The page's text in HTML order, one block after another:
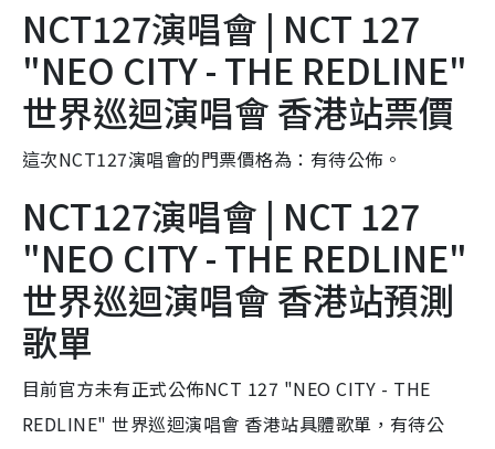
NCT127演唱會 | NCT 127
"NEO CITY - THE REDLINE"
世界巡迴演唱會 香港站票價
這次NCT127演唱會的門票價格為：有待公佈。
NCT127演唱會 | NCT 127
"NEO CITY - THE REDLINE"
世界巡迴演唱會 香港站預測
歌單
目前官方未有正式公佈NCT 127 "NEO CITY - THE
REDLINE" 世界巡迴演唱會 香港站具體歌單，有待公